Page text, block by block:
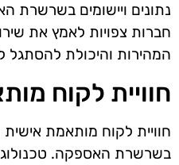
חברות צפויות לאמץ את
המהירות והיכולת להסתגל
חוויית לקוח
חוויית לקוח מותאמת